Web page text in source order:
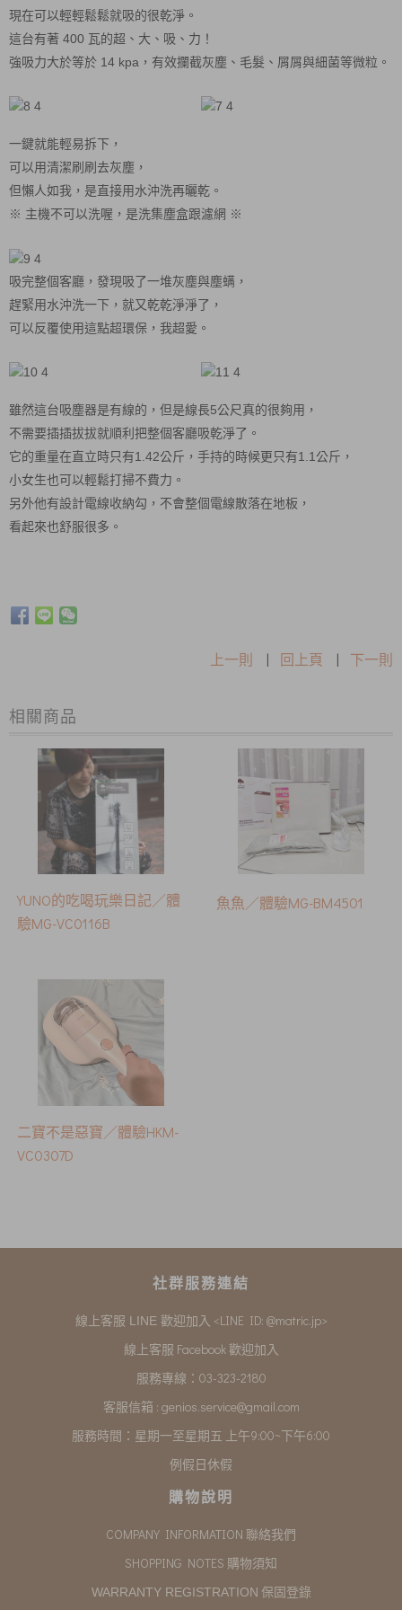
現在可以輕輕鬆鬆就吸的很乾淨。
這台有著 400 瓦的超、大、吸、力！
強吸力大於等於 14 kpa，有效攔截灰塵、毛髮、屑屑與細菌等微粒。
一鍵就能輕易拆下，
可以用清潔刷刷去灰塵，
但懶人如我，是直接用水沖洗再曬乾。
※ 主機不可以洗喔，是洗集塵盒跟濾網 ※
吸完整個客廳，發現吸了一堆灰塵與塵螨，
趕緊用水沖洗一下，就又乾乾淨淨了，
可以反覆使用這點超環保，我超愛。
雖然這台吸塵器是有線的，但是線長5公尺真的很夠用，
不需要插插拔拔就順利把整個客廳吸乾淨了。
它的重量在直立時只有1.42公斤，手持的時候更只有1.1公斤，
小女生也可以輕鬆打掃不費力。
另外他有設計電線收納勾，不會整個電線散落在地板，
看起來也舒服很多。
上一則 | 回上頁 | 下一則
相關商品
YUNO的吃喝玩樂日記／體
驗MG-VC0116B
魚魚／體驗MG-BM4501
二寶不是惡寶／體驗HKM-
VC0307D
社群服務連結
線上客服 LINE 歡迎加入 <LINE ID: @matric.jp>
線上客服 Facebook 歡迎加入
服務專線：03-323-2180
客服信箱 : genios.service@gmail.com
服務時間：星期一至星期五 上午9:00~下午6:00
例假日休假
購物說明
COMPANY INFORMATION 聯絡我們
SHOPPING NOTES 購物須知
WARRANTY REGISTRATION 保固登錄